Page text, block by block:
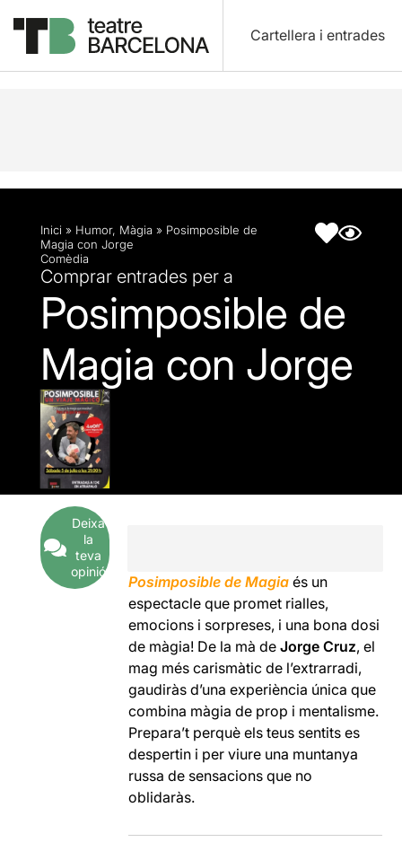
Cartellera i entrades
Descripció Fitxa artística
Inici » Humor, Màgia » Posimposible de
Magia con Jorge
Comèdia
Comprar entrades per a
Posimposible de
Magia con Jorge
Deixa
la
teva
opinió
Posimposible de Magia és un
espectacle que promet rialles,
emocions i sorpreses, i una bona dosi
de màgia! De la mà deJorge Cruz, el
mag més carismàtic de l’extrarradi,
gaudiràs d’una experiència única que
combina màgia de prop i mentalisme.
Prepara’t perquè els teus sentits es
despertin i per viure una muntanya
russa de sensacions que no
oblidaràs.